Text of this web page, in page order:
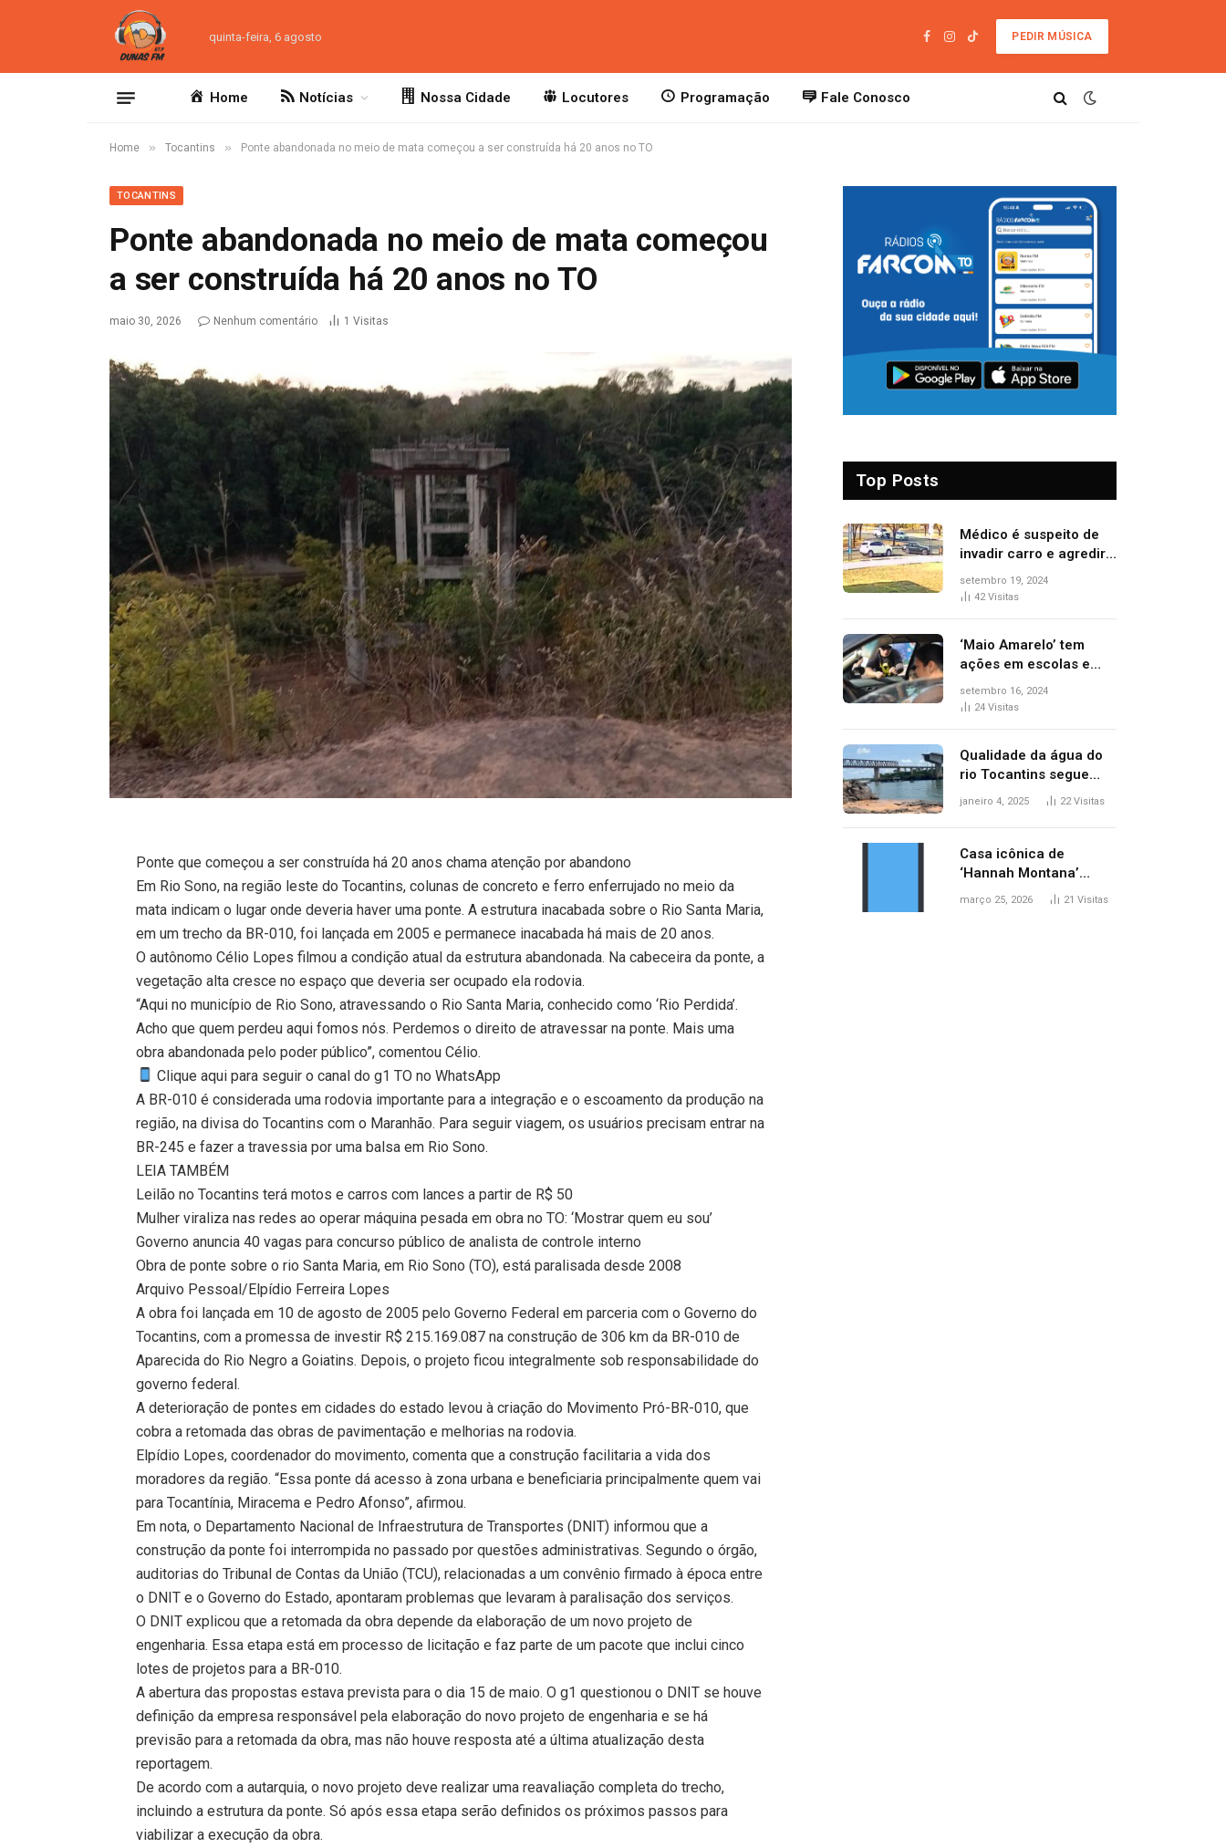
quinta-feira, 6 agosto
Facebook
Instagram
TikTok
PEDIR MÚSICA
Home Notícias Nossa Cidade Locutores Programação Fale Conosco
Home » Tocantins » Ponte abandonada no meio de mata começou a ser construída há 20 anos no TO
TOCANTINS
Ponte abandonada no meio de mata começou
a ser construída há 20 anos no TO
maio 30, 2026 Nenhum comentário 1 Visitas
Ponte que começou a ser construída há 20 anos chama atenção por abandono
Em Rio Sono, na região leste do Tocantins, colunas de concreto e ferro enferrujado no meio da
mata indicam o lugar onde deveria haver uma ponte. A estrutura inacabada sobre o Rio Santa Maria,
em um trecho da BR-010, foi lançada em 2005 e permanece inacabada há mais de 20 anos.
O autônomo Célio Lopes filmou a condição atual da estrutura abandonada. Na cabeceira da ponte, a
vegetação alta cresce no espaço que deveria ser ocupado ela rodovia.
“Aqui no município de Rio Sono, atravessando o Rio Santa Maria, conhecido como ‘Rio Perdida’.
Acho que quem perdeu aqui fomos nós. Perdemos o direito de atravessar na ponte. Mais uma
obra abandonada pelo poder público”, comentou Célio.
Clique aqui para seguir o canal do g1 TO no WhatsApp
A BR-010 é considerada uma rodovia importante para a integração e o escoamento da produção na
região, na divisa do Tocantins com o Maranhão. Para seguir viagem, os usuários precisam entrar na
BR-245 e fazer a travessia por uma balsa em Rio Sono.
LEIA TAMBÉM
Leilão no Tocantins terá motos e carros com lances a partir de R$ 50
Mulher viraliza nas redes ao operar máquina pesada em obra no TO: ‘Mostrar quem eu sou’
Governo anuncia 40 vagas para concurso público de analista de controle interno
Obra de ponte sobre o rio Santa Maria, em Rio Sono (TO), está paralisada desde 2008
Arquivo Pessoal/Elpídio Ferreira Lopes
A obra foi lançada em 10 de agosto de 2005 pelo Governo Federal em parceria com o Governo do
Tocantins, com a promessa de investir R$ 215.169.087 na construção de 306 km da BR-010 de
Aparecida do Rio Negro a Goiatins. Depois, o projeto ficou integralmente sob responsabilidade do
governo federal.
A deterioração de pontes em cidades do estado levou à criação do Movimento Pró-BR-010, que
cobra a retomada das obras de pavimentação e melhorias na rodovia.
Elpídio Lopes, coordenador do movimento, comenta que a construção facilitaria a vida dos
moradores da região. “Essa ponte dá acesso à zona urbana e beneficiaria principalmente quem vai
para Tocantínia, Miracema e Pedro Afonso”, afirmou.
Em nota, o Departamento Nacional de Infraestrutura de Transportes (DNIT) informou que a
construção da ponte foi interrompida no passado por questões administrativas. Segundo o órgão,
auditorias do Tribunal de Contas da União (TCU), relacionadas a um convênio firmado à época entre
o DNIT e o Governo do Estado, apontaram problemas que levaram à paralisação dos serviços.
O DNIT explicou que a retomada da obra depende da elaboração de um novo projeto de
engenharia. Essa etapa está em processo de licitação e faz parte de um pacote que inclui cinco
lotes de projetos para a BR-010.
A abertura das propostas estava prevista para o dia 15 de maio. O g1 questionou o DNIT se houve
definição da empresa responsável pela elaboração do novo projeto de engenharia e se há
previsão para a retomada da obra, mas não houve resposta até a última atualização desta
reportagem.
De acordo com a autarquia, o novo projeto deve realizar uma reavaliação completa do trecho,
incluindo a estrutura da ponte. Só após essa etapa serão definidos os próximos passos para
viabilizar a execução da obra.
Top Posts
Médico é suspeito de
invadir carro e agredir
delegado aposentado
durante confusão no
setembro 19, 2024
42Visitas
‘Maio Amarelo’ tem
ações em escolas e
ruas para prevenir
acidentes no trânsito
setembro 16, 2024
24 Visitas
Qualidade da água do
rio Tocantins segue
sem indicar alterações
afirma ANA
janeiro 4, 2025 22Visitas
Casa icônica de
‘Hannah Montana’
poderá ser alugada por
março 25, 2026 21 Visitas